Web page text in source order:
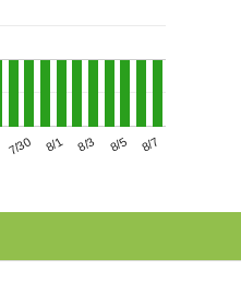
7/30 8/1 8/3 8/5 8/7